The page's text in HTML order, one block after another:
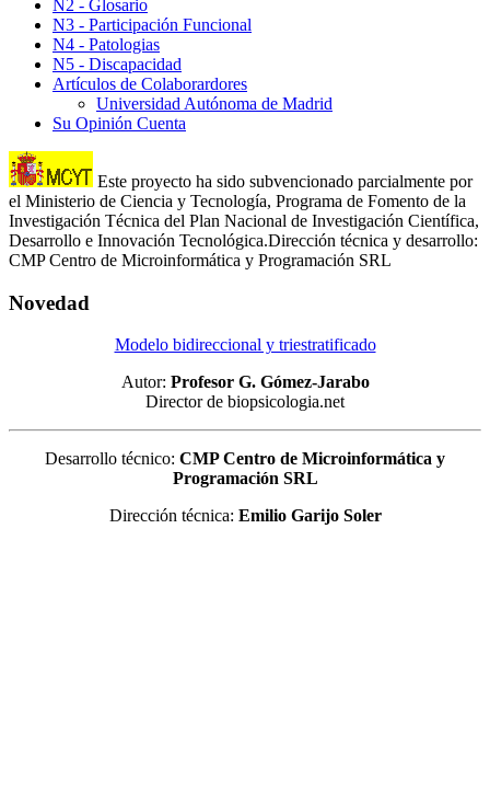
N2 - Glosario
N3 - Participación Funcional
N4 - Patologias
N5 - Discapacidad
Artículos de Colaborardores
Universidad Autónoma de Madrid
Su Opinión Cuenta
Este proyecto ha sido subvencionado parcialmente por
el Ministerio de Ciencia y Tecnología, Programa de Fomento de la
Investigación Técnica del Plan Nacional de Investigación Científica,
Desarrollo e Innovación Tecnológica.Dirección técnica y desarrollo:
CMP Centro de Microinformática y Programación SRL
Novedad
Modelo bidireccional y triestratificado
Autor: Profesor G. Gómez-Jarabo
Director de biopsicologia.net
Desarrollo técnico: CMP Centro de Microinformática y
Programación SRL
Dirección técnica: Emilio Garijo Soler